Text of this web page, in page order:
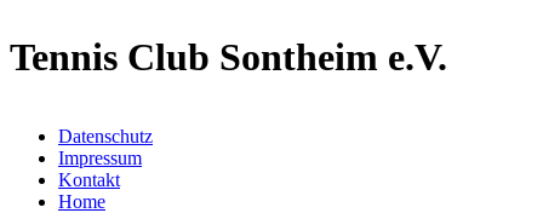
Tennis Club Sontheim e.V.
Datenschutz
Impressum
Kontakt
Home